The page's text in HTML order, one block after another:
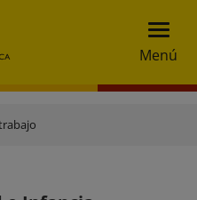
Menú